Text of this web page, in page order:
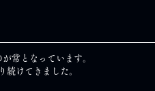
常となっています。
続けてきました。